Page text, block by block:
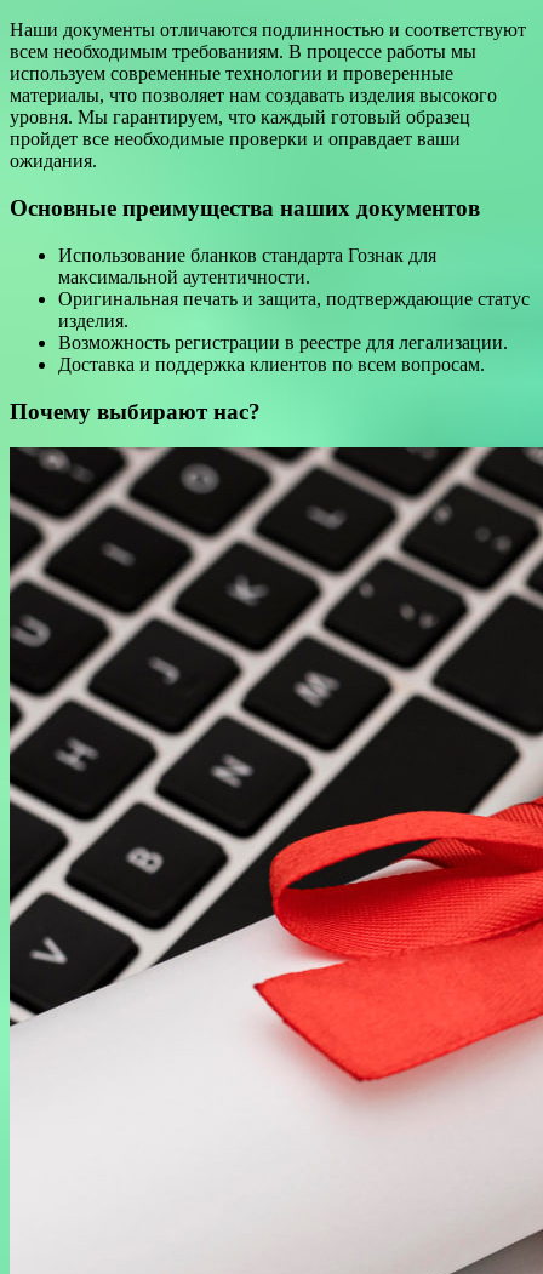
Наши документы отличаются подлинностью и соответствуют
всем необходимым требованиям. В процессе работы мы
используем современные технологии и проверенные
материалы, что позволяет нам создавать изделия высокого
уровня. Мы гарантируем, что каждый готовый образец
пройдет все необходимые проверки и оправдает ваши
ожидания.
Основные преимущества наших документов
Использование бланков стандарта Гознак для
максимальной аутентичности.
Оригинальная печать и защита, подтверждающие статус
изделия.
Возможность регистрации в реестре для легализации.
Доставка и поддержка клиентов по всем вопросам.
Почему выбирают нас?